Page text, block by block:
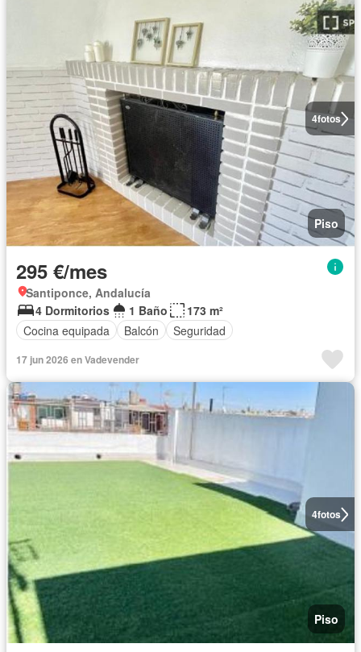
4fotos
Piso
295 €/mes
Santiponce, Andalucía
4 Dormitorios
1 Baño
173 m²
Cocina equipada
Balcón Seguridad
17 jun 2026 en Vadevender
4fotos
Piso